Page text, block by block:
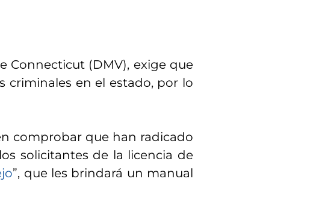
Connecticut (DMV), exige que
criminales en el estado, por lo
comprobar que han radicado
solicitantes de la licencia de
”, que les brindará un manual